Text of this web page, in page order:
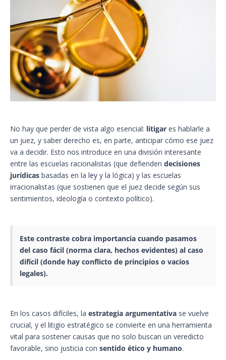
No hay que perder de vista algo esencial: litigar es hablarle a
un juez, y saber derecho es, en parte, anticipar cómo ese juez
va a decidir. Esto nos introduce en una división interesante
entre las escuelas racionalistas (que defienden decisiones
jurídicas basadas en la ley y la lógica) y las escuelas
irracionalistas (que sostienen que el juez decide según sus
sentimientos, ideología o contexto político).
Este contraste cobra importancia cuando pasamos
del caso fácil (norma clara, hechos evidentes) al caso
difícil (donde hay conflicto de principios o vacíos
legales).
En los casos difíciles, la estrategia argumentativa se vuelve
crucial, y el litigio estratégico se convierte en una herramienta
vital para sostener causas que no solo buscan un veredicto
favorable, sino justicia con sentido ético y humano.